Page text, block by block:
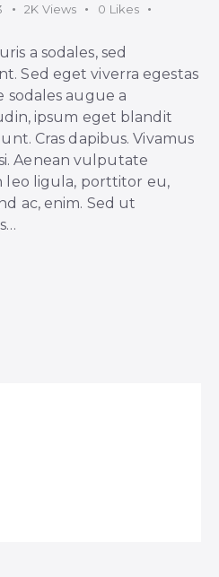
2K Views 0 Likes
a sodales, sed
Sed eget viverra egestas
sodales augue a
ipsum eget blandit
Cras dapibus. Vivamus
Aenean vulputate
leo ligula, porttitor eu,
ac, enim. Sed ut